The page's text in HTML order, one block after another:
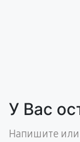
У Вас
Напишите или